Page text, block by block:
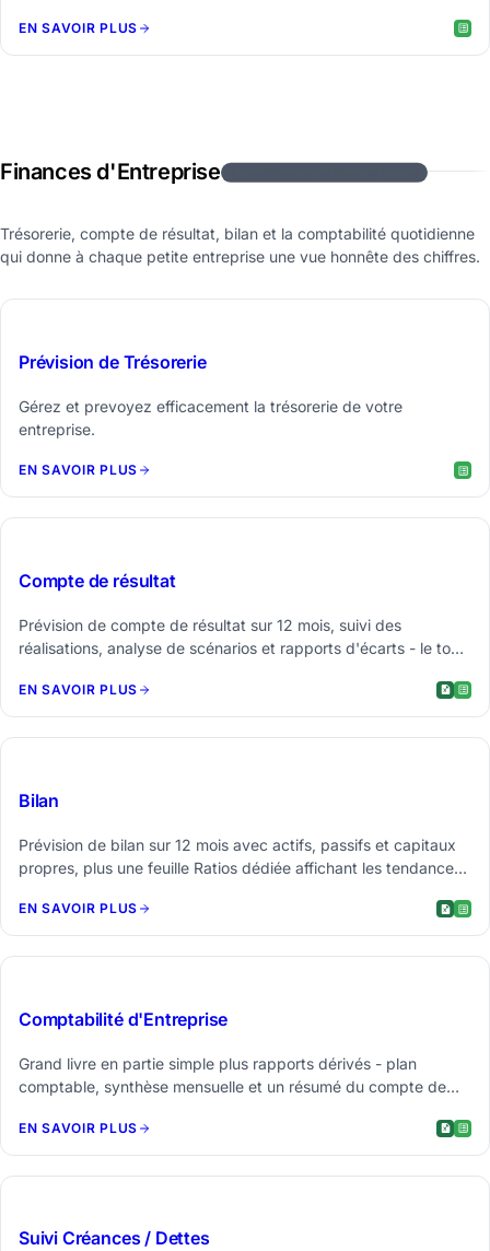
EN SAVOIR PLUS
Finances d'Entreprise
Trésorerie, compte de résultat, bilan et la comptabilité quotidienne
qui donne à chaque petite entreprise une vue honnête des chiffres.
Prévision de Trésorerie
Gérez et prevoyez efficacement la trésorerie de votre
entreprise.
EN SAVOIR PLUS
Compte de résultat
Prévision de compte de résultat sur 12 mois, suivi des
réalisations, analyse de scénarios et rapports d'écarts - le tout
EN SAVOIR PLUS
Bilan
Prévision de bilan sur 12 mois avec actifs, passifs et capitaux
propres, plus une feuille Ratios dédiée affichant les tendances
La vérification d'équilibre intégrée détecte les erreurs de
saisie.
EN SAVOIR PLUS
Comptabilité d'Entreprise
Grand livre en partie simple plus rapports dérivés - plan
comptable, synthèse mensuelle et un résumé du compte de
transactions.
EN SAVOIR PLUS
Suivi Créances / Dettes